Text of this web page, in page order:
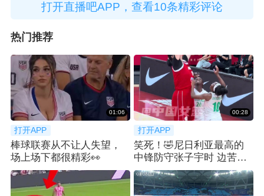
打开直播吧APP，查看10条精彩评论
热门推荐
01:06
打开APP
棒球联赛从不让人失望，
场上场下都很精彩👀
00:28
打开APP
笑死！🤣尼日利亚最高的
中锋防守张子宇时 边苦笑
边弃防